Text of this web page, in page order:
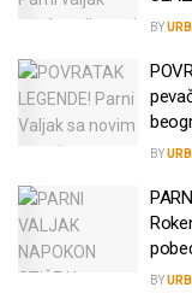
BY
BY
BY